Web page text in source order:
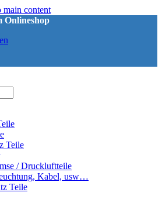
main content
Onlineshop
Teile
/ Druckluftteile
Kabel, usw…
Teile